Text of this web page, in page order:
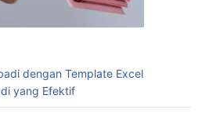
dengan Template Excel
yang Efektif